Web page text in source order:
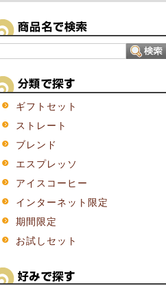
ギフトセット
ストレート
ブレンド
エスプレッソ
アイスコーヒー
インターネット限定
期間限定
お試しセット